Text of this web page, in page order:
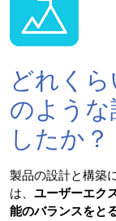
どれく
のような
したか？
製品の設計と構築
は、 ユーザーエク
能のバランスをと